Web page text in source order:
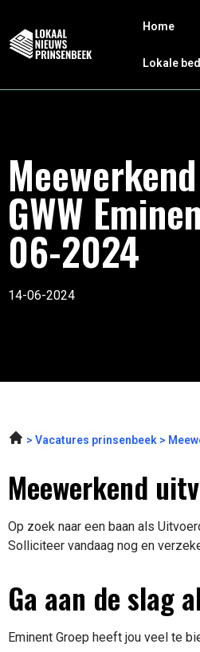
Home
Lokale
GWW
06-2024
14-06-2024
Vacatures prinsenbeek
Meewerkend
Op zoek naar een baan als
Solliciteer vandaag nog en
Ga aan de slag
Eminent Groep heeft jou veel te